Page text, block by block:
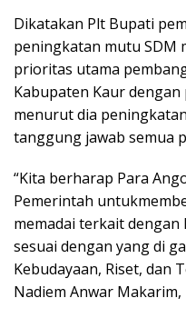
Dikatakan Plt Bupati
peningkatan mutu SDM
prioritas utama
Kabupaten Kaur dengan
menurut dia
tanggung jawab semua
“Kita berharap Para
Pemerintah
memadai terkait
sesuai dengan yang di
Kebudayaan, Riset, dan
Nadiem Anwar Makarim,